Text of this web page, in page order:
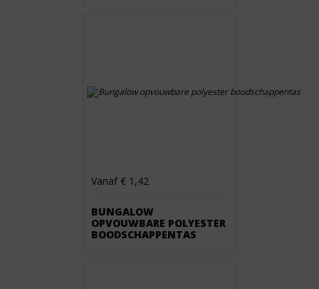
Vanaf € 1,42
BUNGALOW
OPVOUWBARE POLYESTER
BOODSCHAPPENTAS